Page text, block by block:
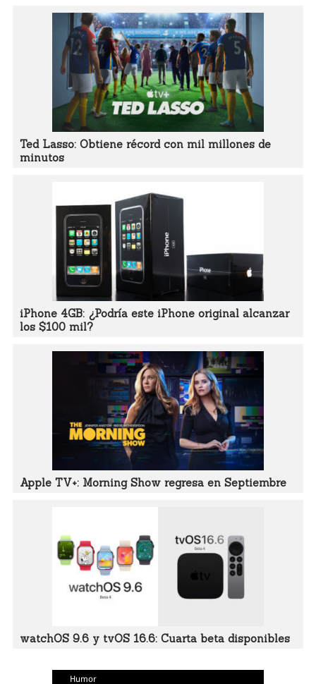
Ted Lasso: Obtiene récord con mil millones de
minutos
iPhone 4GB: ¿Podría este iPhone original alcanzar
los $100 mil?
Apple TV+: Morning Show regresa en Septiembre
watchOS 9.6 y tvOS 16.6: Cuarta beta disponibles
Humor